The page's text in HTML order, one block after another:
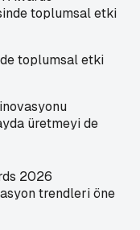
toplumsal etki
üretmeyi de
2026